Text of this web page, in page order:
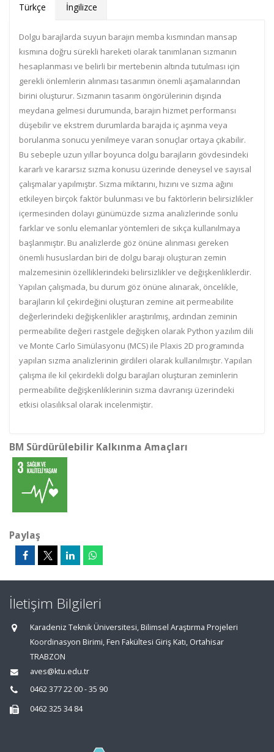
Türkçe İngilizce
Dolgu barajlarda suyun barajın memba kısmından mansap
kısmına doğru sürekli hareketi olarak tanımlanan sızmanın
hesaplanması ve belirli bir mertebenin altında tutulması için
gerekli önlemlerin alınması tasarımın önemli aşamalarından
birini oluşturur. Sızmanın tasarım öngörülerinin dışında
meydana gelmesi durumunda, barajın hizmet performansı
düşebilir ve ekstrem durumlarda barajda iç aşınma veya
borulanma sonucu yenilmeye varan sonuçlar ortaya çıkabilir.
Bu sebeple uzun yıllar boyunca dolgu barajların gövdesindeki
kararlı ve kararsız sızma konusu üzerinde deneysel ve sayısal
çalışmalar yapılmıştır. Sızma miktarını, hızını ve sızma ağını
etkileyen birçok faktör bulunması ve bu faktörlerin belirsizlikler
içermesinden dolayı günümüzde sızma analizlerinde sonlu
farklar ve sonlu elemanlar yöntemleri de sıkça kullanılmaya
başlanmıştır. Bu analizlerde göz önüne alınması gereken
önemli hususlardan biri de dolgu barajı oluşturan zemin
malzemesinin özelliklerindeki belirsizlikler ve değişkenliklerdir.
Yapılan çalışmada, bu durum göz önüne alınarak, öncelikle,
barajların kil çekirdeğini oluşturan zemine ait permeabilite
değerlerindeki değişkenlikler araştırılmış, ardından zeminin
permeabilite değeri rastgele değişken olarak Python yazılım dili
ve Monte Carlo Simülasyonu (MCS) ile Plaxis 2D programında
yapılan sızma analizlerinin girdileri olarak kullanılmıştır. Yapılan
çalışma ile kil çekirdekli dolgu barajları oluşturan zeminlerin
permeabilite değişkenliklerinin sızma davranışı üzerindeki
etkisi olasılıksal olarak incelenmiştir.
BM Sürdürülebilir Kalkınma Amaçları
Paylaş
İletişim Bilgileri
Karadeniz Teknik Üniversitesi, Bilimsel Araştırma Projeleri
Koordinasyon Birimi, Fen Fakültesi Giriş Katı, Ortahisar
TRABZON
aves@ktu.edu.tr
0462 377 22 00 - 35 90
0462 325 34 84